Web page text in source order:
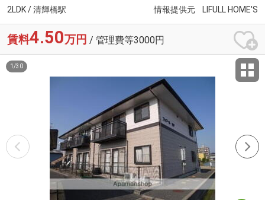
2LDK / 清輝橋駅 情報提供元 LIFULL HOME'S
賃料4.50万円 / 管理費等3000円
1 /30